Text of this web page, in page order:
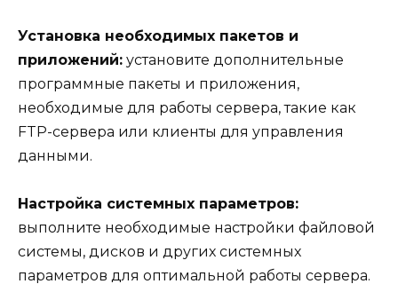
Установка необходимых пакетов и
приложений: установите дополнительные
программные пакеты и приложения,
необходимые для работы сервера, такие как
FTP-сервера или клиенты для управления
данными.
Настройка системных параметров:
выполните необходимые настройки файловой
системы, дисков и других системных
параметров для оптимальной работы сервера.